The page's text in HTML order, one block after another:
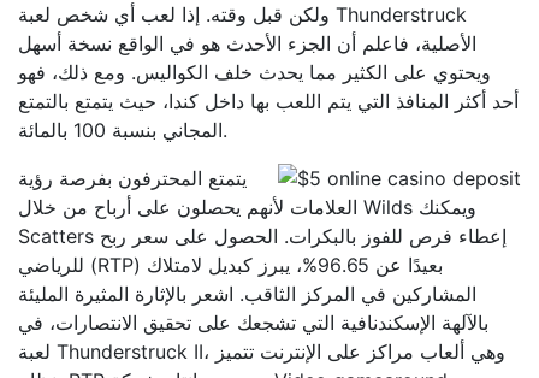
ولكن قبل وقته. إذا لعب أي شخص لعبة Thunderstruck
الأصلية، فاعلم أن الجزء الأحدث هو في الواقع نسخة أسهل
ويحتوي على الكثير مما يحدث خلف الكواليس. ومع ذلك، فهو
أحد أكثر المنافذ التي يتم اللعب بها داخل كندا، حيث يتمتع بالتمتع
المجاني بنسبة 100 بالمائة.
يتمتع المحترفون بفرصة رؤية
العلامات لأنهم يحصلون على أرباح من خلال Wilds ويمكنك
Scatters إعطاء فرص للفوز بالبكرات. الحصول على سعر ربح
للرياضي (RTP) بعيدًا عن 96.65%، يبرز كبديل لامتلاك
المشاركين في المركز الثاقب. اشعر بالإثارة المثيرة المليئة
بالآلهة الإسكندنافية التي تشجعك على تحقيق الانتصارات، في
لعبة Thunderstruck II، وهي ألعاب مراكز على الإنترنت تتميز